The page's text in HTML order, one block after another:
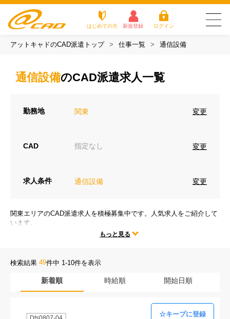
はじめての方 新規登録 ログイン
派遣がはじめての方
転職をご希望の方 企業のご担当者様
方
探す
ム
アットキャドのCAD派遣トップ 仕事一覧 通信設備
通信設備のCAD派遣求人一覧
勤務地 関東 変更
CAD 指定なし 変更
求人条件 通信設備 変更
関東エリアのCAD派遣求人を積極募集中です。人気求人をご紹介して
います。
テレワークや時短勤務、残業なしなどの人気な働き方だけではなく、
もっと見る
検索結果 49件中 1-10件を表示
新着順 時給順 開始日順